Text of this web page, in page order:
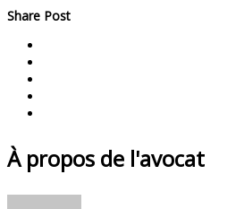
Share Post
À propos de l'avocat